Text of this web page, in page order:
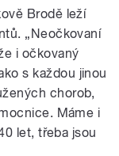
Brodě leží
„Neočkovaní
i očkovaný
s každou jinou
chorob,
Máme i
let, třeba jsou